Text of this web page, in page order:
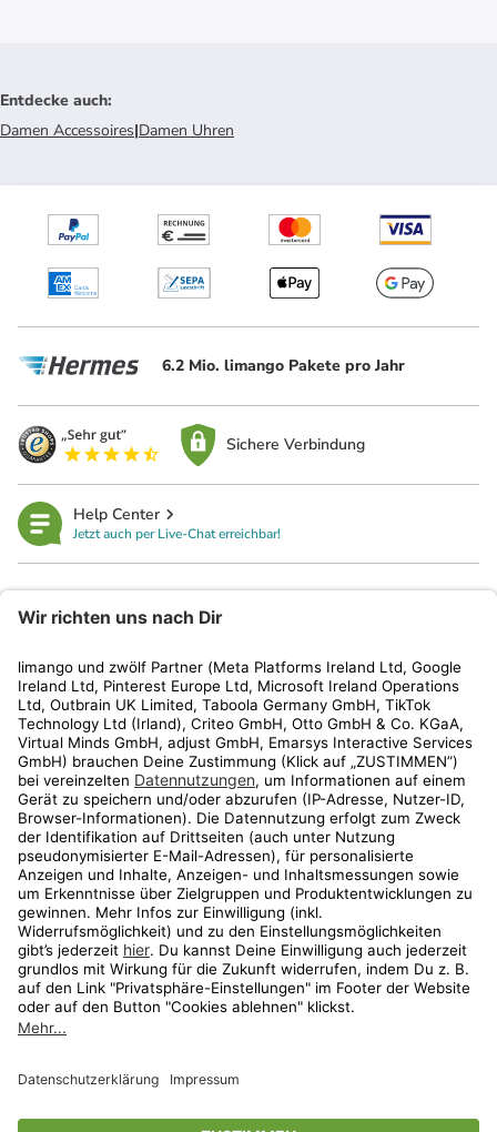
Entdecke auch:
Damen Accessoires|Damen Uhren
6.2 Mio. limango Pakete pro Jahr
Sichere Verbindung
Help Center
Jetzt auch per Live-Chat erreichbar!
Kundenservice
Shop
Aktionen
Travel